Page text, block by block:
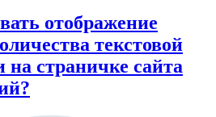
отображение
текстовой
страничке сайта